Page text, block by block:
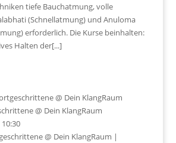
tiefe Bauchatmung, volle
(Schnellatmung) und Anuloma
erforderlich. Die Kurse beinhalten:
Halten der[...]
@ Dein KlangRaum
@ Dein KlangRaum